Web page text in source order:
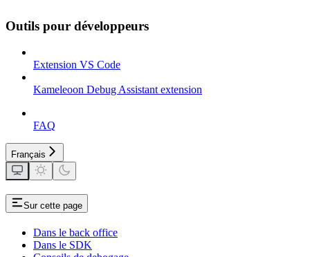
Outils pour développeurs
Extension VS Code
Kameleoon Debug Assistant extension
FAQ
Français
Sur cette page
Dans le back office
Dans le SDK